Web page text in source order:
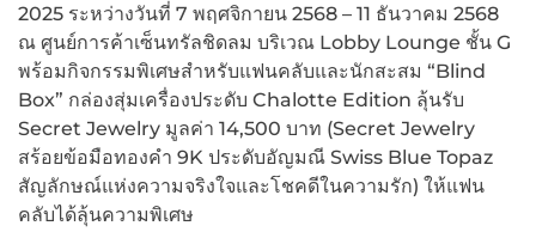
2025 ระหว่างวันที่ 7 พฤศจิกายน 2568 – 11 ธันวาคม 2568
ณ ศูนย์การค้าเซ็นทรัลชิดลม บริเวณ Lobby Lounge ชั้น G
พร้อมกิจกรรมพิเศษสำหรับแฟนคลับและนักสะสม “Blind
Box” กล่องสุ่มเครื่องประดับ Chalotte Edition ลุ้นรับ
Secret Jewelry มูลค่า 14,500 บาท (Secret Jewelry
สร้อยข้อมือทองคำ 9K ประดับอัญมณี Swiss Blue Topaz
สัญลักษณ์แห่งความจริงใจและโชคดีในความรัก) ให้แฟน
คลับได้ลุ้นความพิเศษ